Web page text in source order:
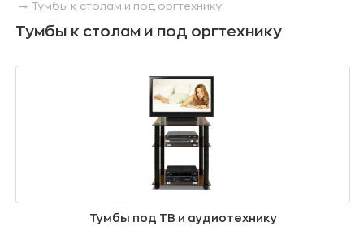
Тумбы к столам и под оргтехнику
Тумбы к столам и под оргтехнику
Тумбы под ТВ и аудиотехнику